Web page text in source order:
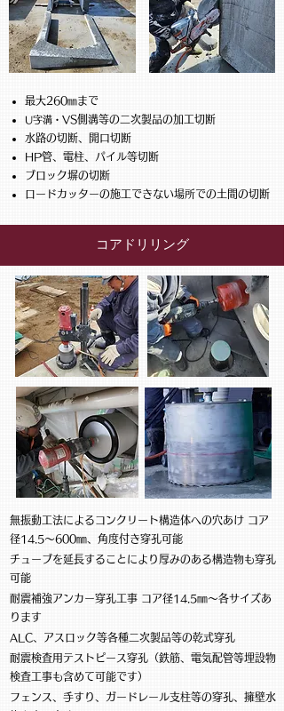
最大260㎜まで
U字溝・ VS側溝等の二次製品の加工切断
水路の切断、開口切断
HP管、電柱、パイル等切断
ブロック塀の切断
ロードカッターの施工できない場所での土間の切断
コアドリリング
無振動工法によるコンクリート構造体への穴あけ コア
径14.5〜600㎜、角度付き穿孔可能
チューブを延長することにより厚みのある構造物も穿孔
可能
耐震補強アンカー穿孔工事 コア径14.5㎜〜各サイズあ
ります
ALC、アスロック等各種二次製品等の乾式穿孔
耐震検査用テストピース穿孔（鉄筋、電気配管等埋設物
検査工事も含めて可能です）
​フェンス、手すり、ガードレール支柱等の穿孔、擁壁水